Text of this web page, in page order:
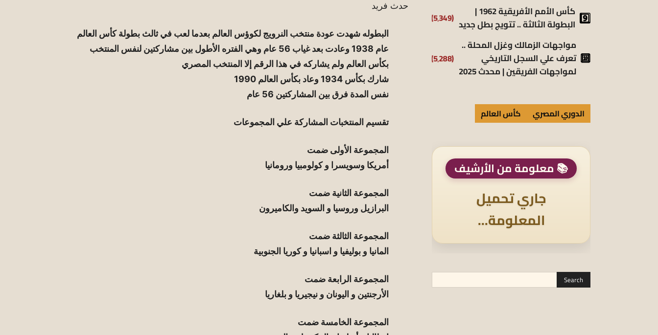
حدث فريد
البطوله شهدت عودة منتخب النرويج لكوؤس العالم بعدما لعب في ثالث بطولة كأس العالم
عام 1938 وعادت بعد غياب 56 عام وهي الفتره الأطول بين مشاركتين لنفس المنتخب
بكأس العالم ولم يشاركه في هذا الرقم إلا المنتخب المصري
شارك بكأس 1934 وعاد بكأس العالم 1990
نفس المدة فرق بين المشاركتين 56 عام
تقسيم المنتخبات المشاركة علي المجموعات
المجموعة الأولى ضمت
أمريكا وسويسرا و كولومبيا ورومانيا
المجموعة الثانية ضمت
البرازيل وروسيا و السويد والكاميرون
المجموعة الثالثة ضمت
المانيا و بوليفيا و اسبانيا و كوريا الجنوبية
المجموعة الرابعة ضمت
الأرجنتين و اليونان و نيجيريا و بلغاريا
المجموعة الخامسة ضمت
كأس الأمم الأفريقية 1962 |
البطولة الثالثة .. تتويج بطل جديد (5٬349)
مواجهات الزمالك وغزل المحلة ..
تعرف علي السجل التاريخي
لمواجهات الفريقين | محدث 2025
(5٬288)
الدوري المصري كأس العالم
📚 معلومة من الأرشيف
جاري تحميل
المعلومة...